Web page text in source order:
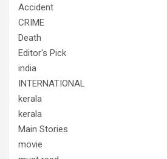
Accident
CRIME
Death
Editor's Pick
india
INTERNATIONAL
kerala
kerala
Main Stories
movie